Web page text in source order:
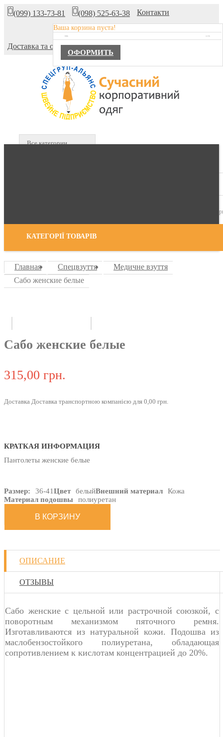
(099) 133-73-81 (098) 525-63-38
Контакти
Доставка та оплата
Все категории
0,00
Ваша корзина пуста!
ОФОРМИТЬ
КАТЕГОРІЇ ТОВАРІВ
Главная Спецвзуття
Медичне взуття
Сабо женские белые
Сабо женские белые
315,00 грн.
Доставка Доставка транспортною компанією для 0,00 грн.
КРАТКАЯ ИНФОРМАЦИЯ
Пантолеты женские белые
Размер: 36-41Цвет белыйВнешний материал
Кожа
Материал подошвы
полиуретан
ОПИСАНИЕ
ОТЗЫВЫ
Сабо женские с цельной или растрочной союзкой, с
поворотным механизмом пяточного ремня.
Изготавливаются из натуральной кожи. Подошва из
маслобензостойкого полиуретана, обладающая
сопротивлением к кислотам концентрацией до 20%.